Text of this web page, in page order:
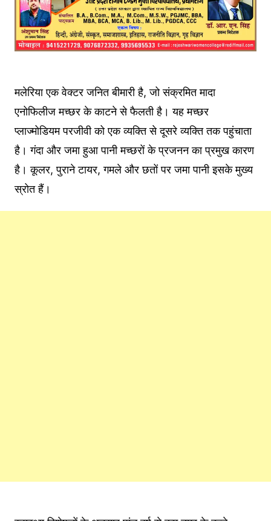
मलेरिया एक वेक्टर जनित बीमारी है, जो संक्रमित मादा
एनोफिलीज मच्छर के काटने से फैलती है। यह मच्छर
प्लाज्मोडियम परजीवी को एक व्यक्ति से दूसरे व्यक्ति तक पहुंचाता
है। गंदा और जमा हुआ पानी मच्छरों के प्रजनन का प्रमुख कारण
है। कूलर, पुराने टायर, गमले और छतों पर जमा पानी इसके मुख्य
स्रोत हैं।